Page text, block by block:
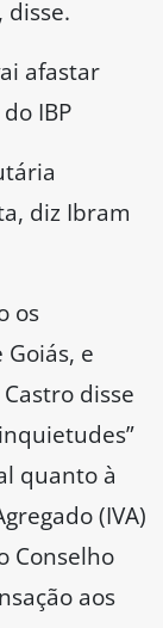
disse.
afastar
IBP
diz Ibram
os
e
disse
quanto à
(IVA)
Conselho
aos